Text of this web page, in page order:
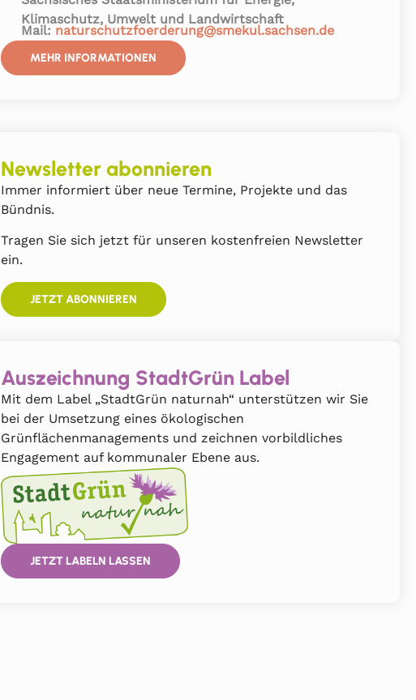
Klimaschutz, Umwelt und Landwirtschaft
Mail: naturschutzfoerderung@smekul.sachsen.de
MEHR INFORMATIONEN
Newsletter abonnieren
Immer informiert über neue Termine, Projekte und das
Bündnis.
Tragen Sie sich jetzt für unseren kostenfreien Newsletter
ein.
JETZT ABONNIEREN
Auszeichnung StadtGrün Label
Mit dem Label „StadtGrün naturnah“ unterstützen wir Sie
bei der Umsetzung eines ökologischen
Grünflächenmanagements und zeichnen vorbildliches
Engagement auf kommunaler Ebene aus.
JETZT LABELN LASSEN